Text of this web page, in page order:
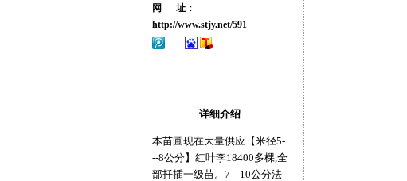
网 址：
http://www.stjy.net/591
详细介绍
本苗圃现在大量供应【米径5-
--8公分】红叶李18400多棵,全
部扦插一级苗。7---10公分法